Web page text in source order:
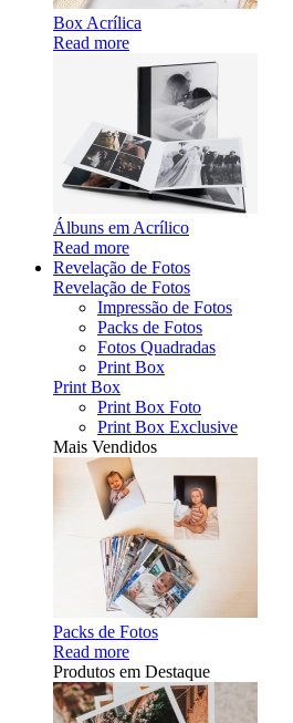
Box Acrílica
Read more
Álbuns em Acrílico
Read more
Revelação de Fotos
Revelação de Fotos
Impressão de Fotos
Packs de Fotos
Fotos Quadradas
Print Box
Print Box
Print Box Foto
Print Box Exclusive
Mais Vendidos
Packs de Fotos
Read more
Produtos em Destaque